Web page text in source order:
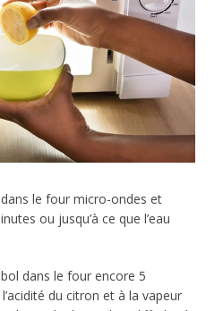
le four micro-ondes et
ou jusqu’à ce que l’eau
dans le four encore 5
du citron et à la vapeur